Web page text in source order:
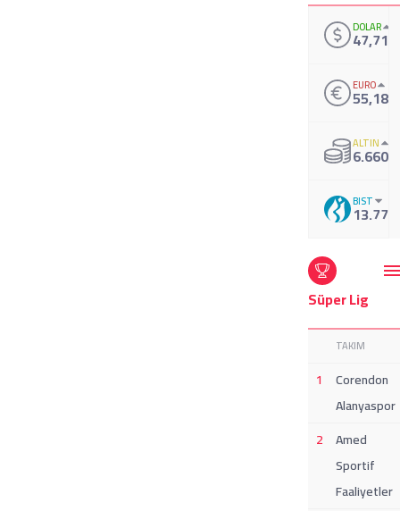
DOLAR
EURO
ALTIN
BIST
Süper Lig
TAKIM
1
Corendon
Alanyaspor
2 Amed
Sportif
Faaliyetler